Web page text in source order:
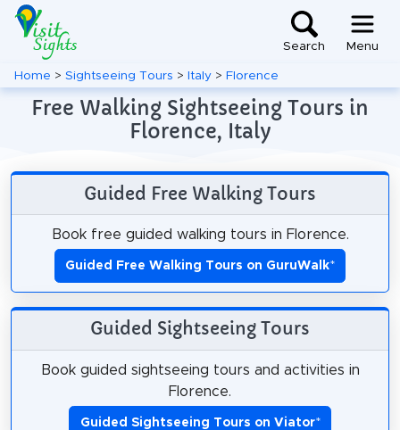
Search Menu
Home > Sightseeing Tours > Italy > Florence
Free Walking Sightseeing Tours in
Florence, Italy
Guided Free Walking Tours
Book free guided walking tours in Florence.
Guided Free Walking Tours on GuruWalk*
Guided Sightseeing Tours
Book guided sightseeing tours and activities in
Florence.
Guided Sightseeing Tours on Viator*